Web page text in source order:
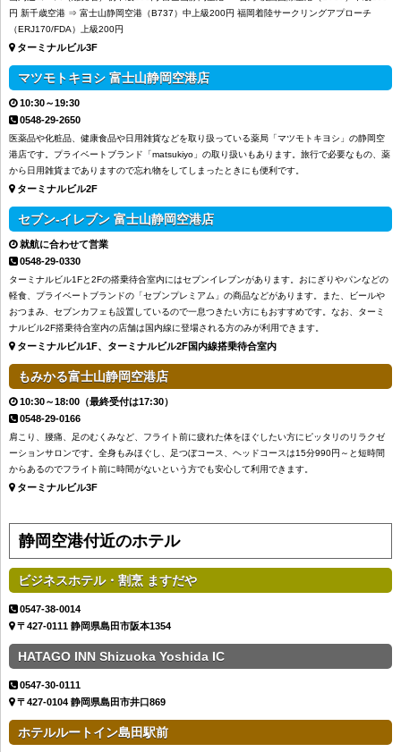
円 新千歳空港 ⇒ 富士山静岡空港（B737）中上級200円 福岡着陸サークリングアプローチ
（ERJ170/FDA）上級200円
ターミナルビル3F
マツモトキヨシ 富士山静岡空港店
10:30～19:30
0548-29-2650
医薬品や化粧品、健康食品や日用雑貨などを取り扱っている薬局「マツモトキヨシ」の静岡空
港店です。プライベートブランド「matsukiyo」の取り扱いもあります。旅行で必要なもの、薬
から日用雑貨までありますので忘れ物をしてしまったときにも便利です。
ターミナルビル2F
セブン‐イレブン 富士山静岡空港店
就航に合わせて営業
0548-29-0330
ターミナルビル1Fと2Fの搭乗待合室内にはセブンイレブンがあります。おにぎりやパンなどの
軽食、プライベートブランドの「セブンプレミアム」の商品などがあります。また、ビールや
おつまみ、セブンカフェも設置しているので一息つきたい方にもおすすめです。なお、ターミ
ナルビル2F搭乗待合室内の店舗は国内線に登場される方のみが利用できます。
ターミナルビル1F、ターミナルビル2F国内線搭乗待合室内
もみかる富士山静岡空港店
10:30～18:00（最終受付は17:30）
0548-29-0166
肩こり、腰痛、足のむくみなど、フライト前に疲れた体をほぐしたい方にピッタリのリラクゼ
ーションサロンです。全身もみほぐし、足つぼコース、ヘッドコースは15分990円～と短時間
からあるのでフライト前に時間がないという方でも安心して利用できます。
ターミナルビル3F
静岡空港付近のホテル
ビジネスホテル・割烹 ますだや
0547-38-0014
〒427-0111 静岡県島田市阪本1354
HATAGO INN Shizuoka Yoshida IC
0547-30-0111
〒427-0104 静岡県島田市井口869
ホテルルートイン島田駅前